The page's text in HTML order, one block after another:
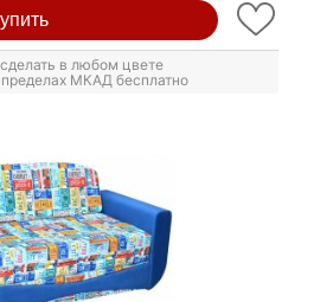
в любом цвете
МКАД бесплатно